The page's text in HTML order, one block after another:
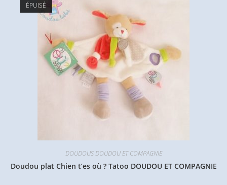
ÉPUISÉ
DOUDOUS DOUDOU ET COMPAGNIE
Doudou plat Chien t’es où ? Tatoo DOUDOU ET COMPAGNIE